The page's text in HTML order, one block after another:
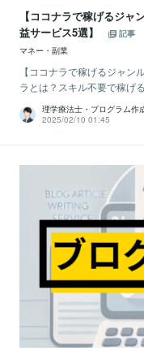
【ココナラで稼げるジ
益サービス5選】
記事
マネー・副業
【ココナラで稼げるジャン
ラとは？スキル不要で稼げ
理学療法士・プログラム作
2025/02/10 01:45